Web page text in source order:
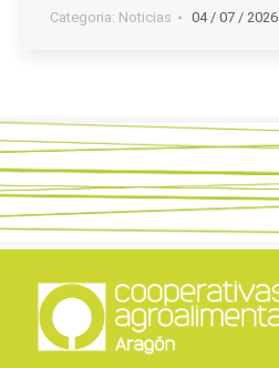
Categoria: Noticias 04 / 07 / 2026